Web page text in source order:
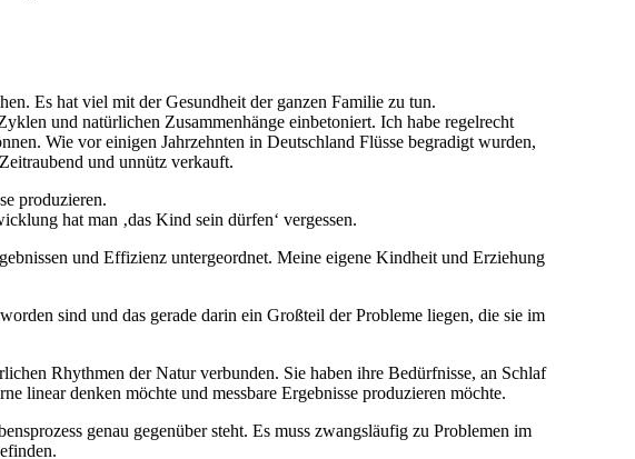
Es hat viel mit der Gesundheit der ganzen Familie zu tun.
und natürlichen Zusammenhänge einbetoniert. Ich habe regelrecht
Wie vor einigen Jahrzehnten in Deutschland Flüsse begradigt wurden,
und unnütz verkauft.
produzieren.
hat man ‚das Kind sein dürfen‘ vergessen.
und Effizienz untergeordnet. Meine eigene Kindheit und Erziehung
sind und das gerade darin ein Großteil der Probleme liegen, die sie im
Rhythmen der Natur verbunden. Sie haben ihre Bedürfnisse, an Schlaf
linear denken möchte und messbare Ergebnisse produzieren möchte.
genau gegenüber steht. Es muss zwangsläufig zu Problemen im